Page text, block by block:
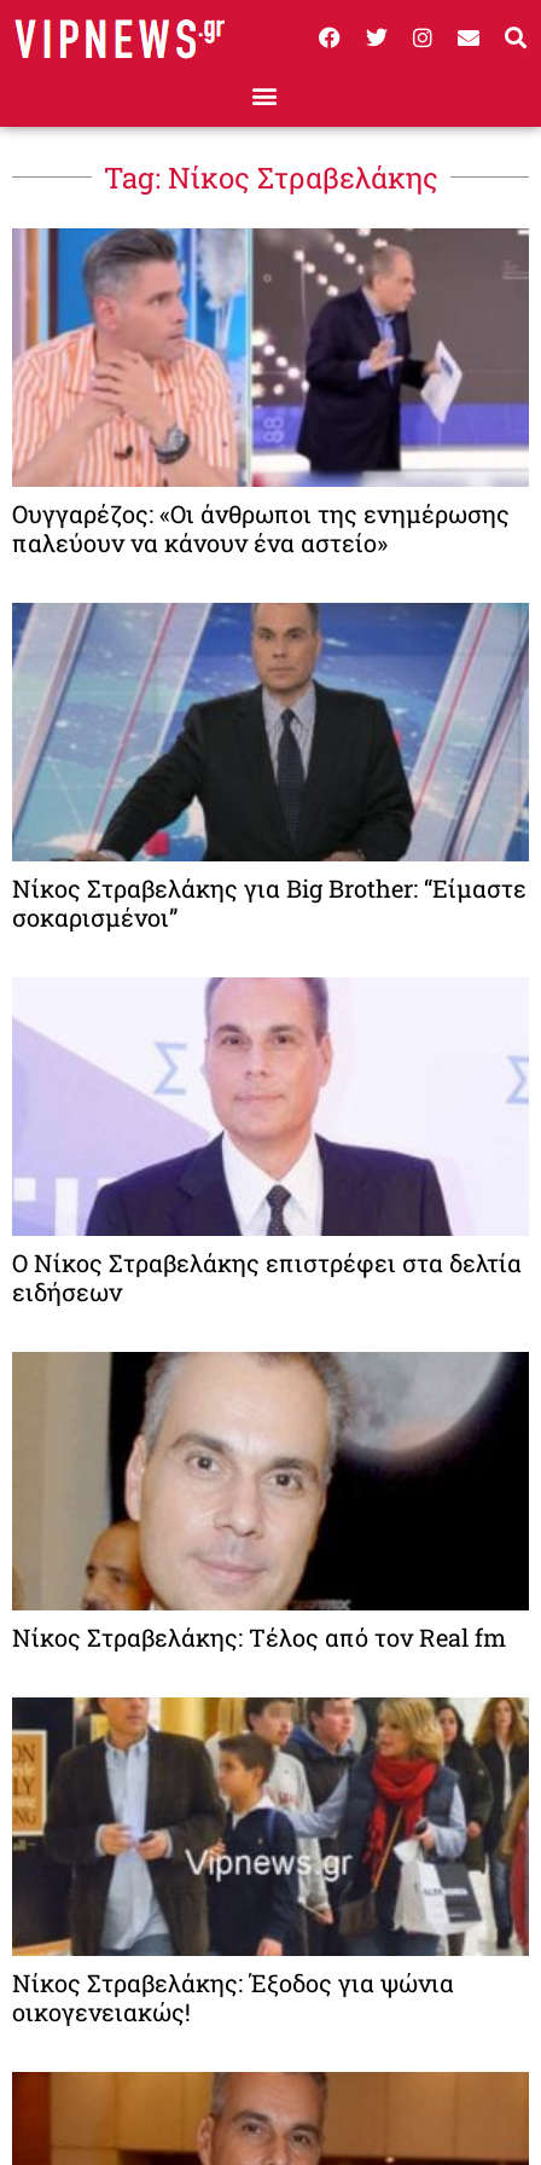
Tag: Νίκος Στραβελάκης
Ουγγαρέζος: «Οι άνθρωποι της ενημέρωσης
παλεύουν να κάνουν ένα αστείο»
Νίκος Στραβελάκης για Βig Brother: “Είμαστε
σοκαρισμένοι”
Ο Νίκος Στραβελάκης επιστρέφει στα δελτία
ειδήσεων
Νίκος Στραβελάκης: Τέλος από τον Real fm
Νίκος Στραβελάκης: Έξοδος για ψώνια
οικογενειακώς!